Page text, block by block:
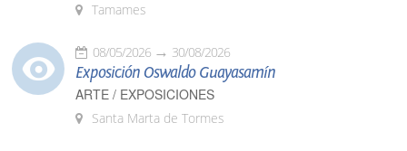
Tamames
08/05/2026 30/08/2026
Exposición Oswaldo Guayasamín
ARTE / EXPOSICIONES
Santa Marta de Tormes